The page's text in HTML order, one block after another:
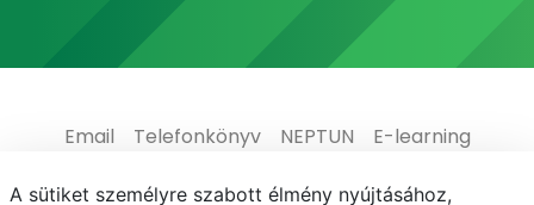
Email Telefonkönyv NEPTUN
E-learning
Médiaközpont
Informatikai Igazgatóság
A sütiket személyre szabott élmény nyújtásához,